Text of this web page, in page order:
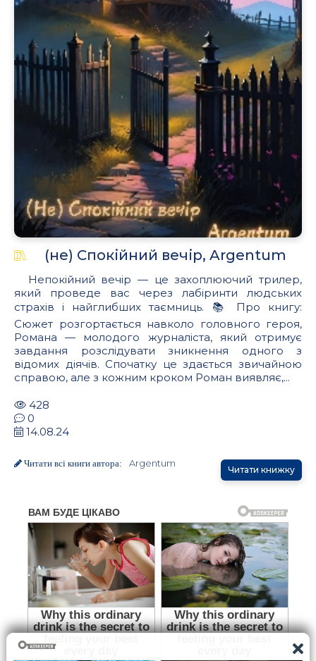
(не) Спокійний вечір, Argentum
Непокійний вечір — це захоплюючий трилер,
який проведе вас через лабіринти людських
страхів і найглибших таємниць. 📚 Про книгу:
Сюжет розгортається навколо головного героя,
Романа — молодого журналіста, який отримує
завдання розслідувати зникнення одного з
відомих діячів. Спочатку це здається звичайною
справою, але з кожним кроком Роман виявляє,...
428
0
14.08.24
Читати всі книги автора: Argentum
Читати книжку